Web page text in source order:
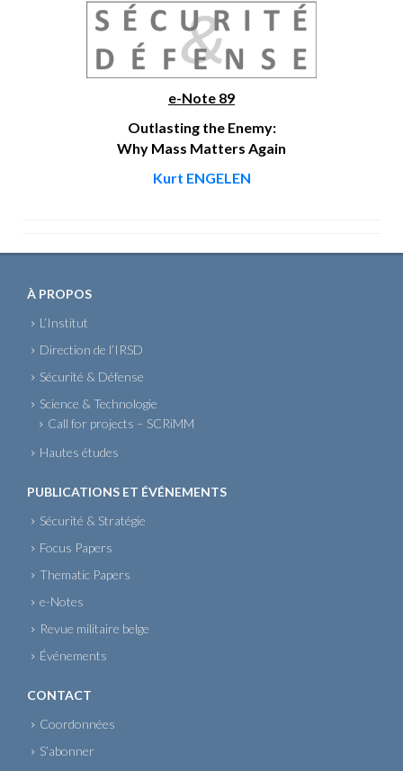
e-Note 89
Outlasting the Enemy:
Why Mass Matters Again
Kurt ENGELEN
À PROPOS
L’Institut
Direction de l’IRSD
Sécurité & Défense
Science & Technologie
Call for projects – SCRiMM
Hautes études
PUBLICATIONS ET ÉVÉNEMENTS
Sécurité & Stratégie
Focus Papers
Thematic Papers
e-Notes
Revue militaire belge
Événements
CONTACT
Coordonnées
S’abonner